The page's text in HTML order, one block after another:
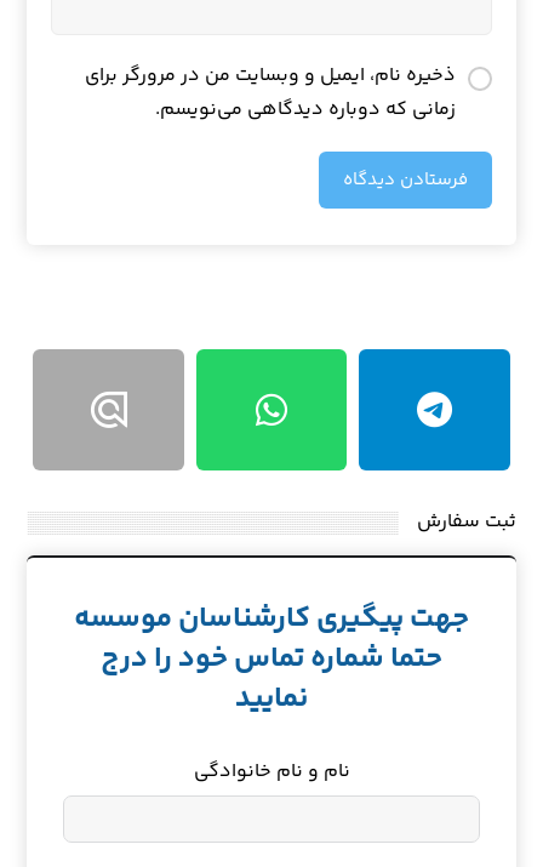
ذخیره نام، ایمیل و وبسایت من در مرورگر برای
زمانی که دوباره دیدگاهی می‌نویسم.
فرستادن دیدگاه
ثبت سفارش
جهت پیگیری کارشناسان موسسه
حتما شماره تماس خود را درج
نمایید
نام و نام خانوادگی